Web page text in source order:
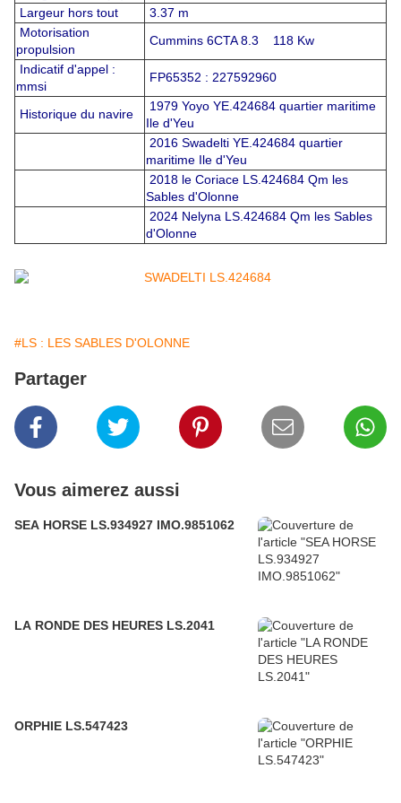
Largeur hors tout
3.37 m
Motorisation
propulsion
Cummins 6CTA 8.3 118 Kw
Indicatif d'appel :
mmsi
FP65352 : 227592960
Historique du navire
1979 Yoyo YE.424684 quartier maritime
Ile d'Yeu
2016 Swadelti YE.424684 quartier
maritime Ile d'Yeu
2018 le Coriace LS.424684 Qm les
Sables d'Olonne
2024 Nelyna LS.424684 Qm les Sables
d'Olonne
#LS : LES SABLES D'OLONNE
Partager
Vous aimerez aussi
SEA HORSE LS.934927 IMO.9851062
LA RONDE DES HEURES LS.2041
ORPHIE LS.547423